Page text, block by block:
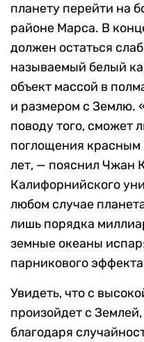
планету перейти на
районе Марса. В
должен остаться
называемый белый
объект массой в
и размером с Землю.
поводу того, сможет
поглощения красным
лет, — пояснил Чжан
Калифорнийского
любом случае
лишь порядка
земные океаны
парникового
Увидеть, что с
произойдет с
благодаря